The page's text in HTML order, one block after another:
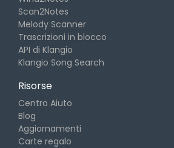
Scan2Notes
Melody Scanner
Trascrizioni in blocco
API di Klangio
Klangio Song Search
Risorse
Centro Aiuto
Blog
Aggiornamenti
Carte regalo